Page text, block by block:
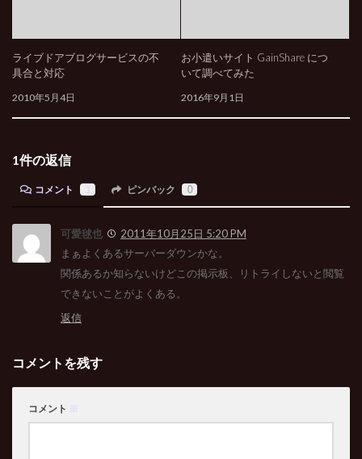
ライブドアブログサービスの不
具合と対応
2010年5月4日
お小遣いサイト GainShare につ
いて調べてみた
2016年9月1日
1件の返信
コメント ピンバック 0
可愛毬也
2011年10月25日 5:20 PM
まぁよくあるサーバーダウンかな。
関係あるか知らないけどこの掲示板、リトライしないと閲覧
できないことがよくある。
返信
コメントを残す
コメント ※